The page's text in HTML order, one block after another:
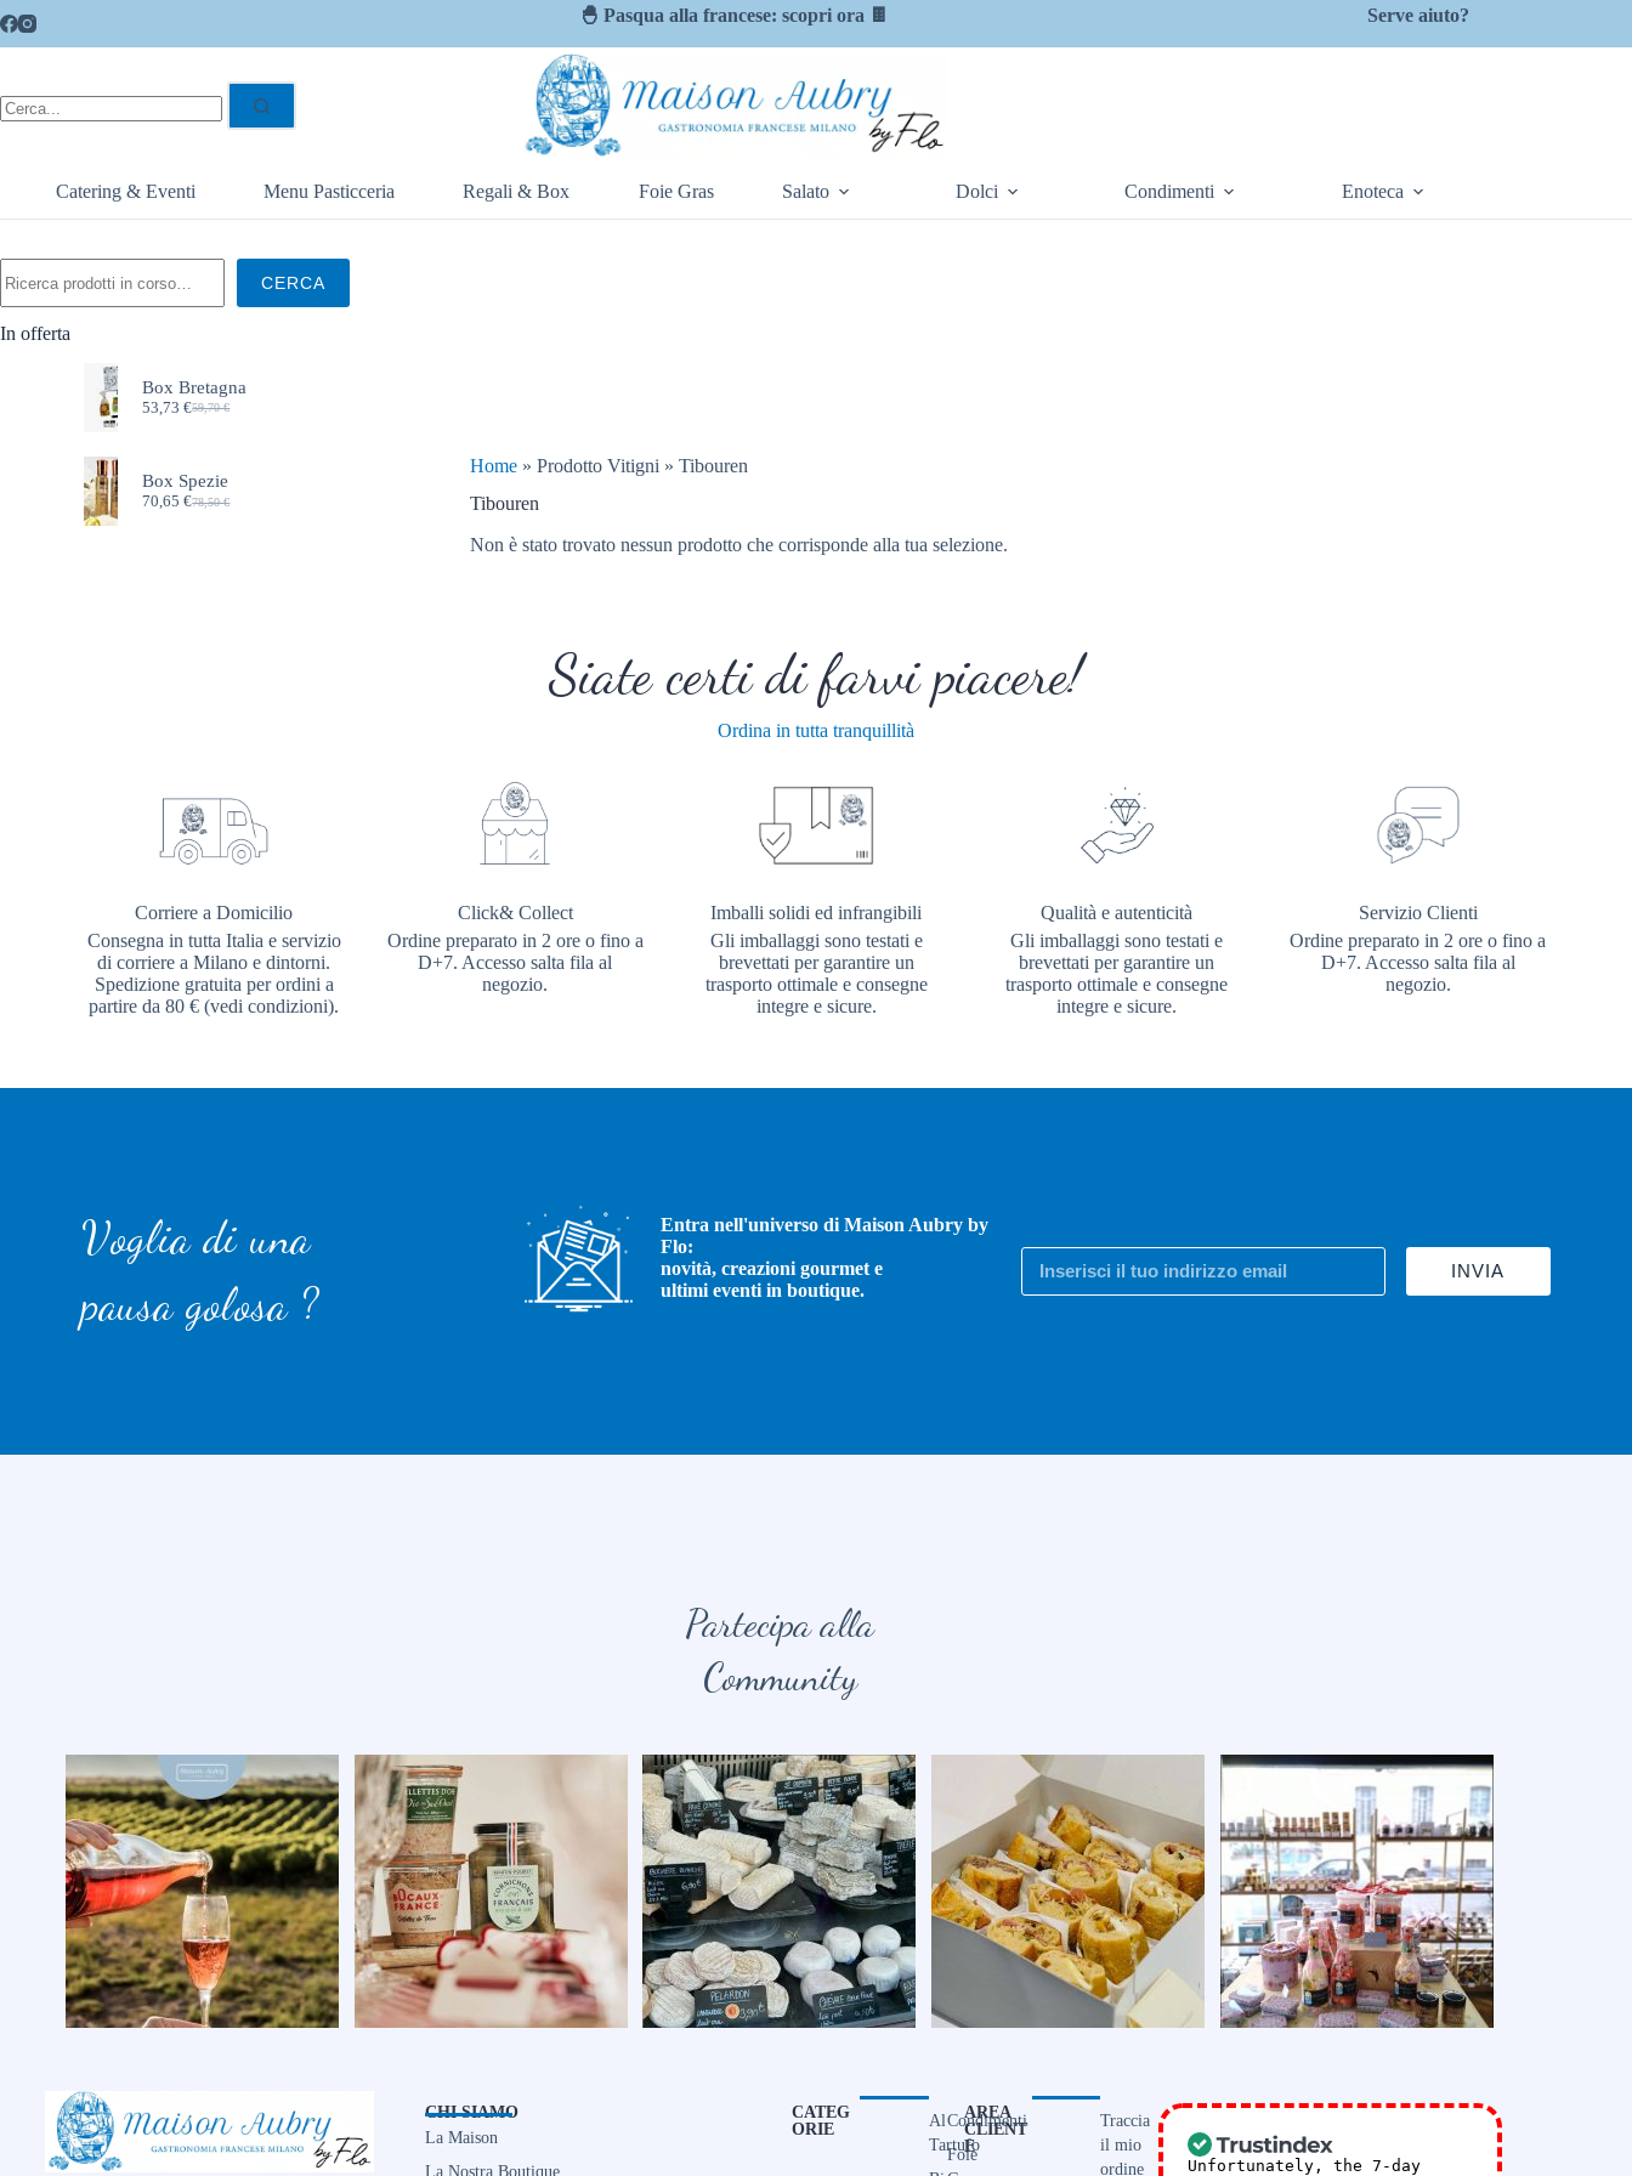
🐣 Pasqua alla francese: scopri ora 🍫 Serve aiuto?
Catering & Eventi Menu Pasticceria Regali & Box Foie Gras Salato Dolci Condimenti Enoteca
Home »Prodotto Vitigni »Tibouren
Tibouren
Non è stato trovato nessun prodotto che corrisponde alla tua selezione.
CERCA
In offerta
Box Bretagna
59,70€
53,73€
Box Spezie
78,50€
70,65€
Siate certi di farvi piacere!
Ordina in tutta tranquillità
Corriere a Domicilio
Consegna in tutta Italia e servizio
di corriere a Milano e dintorni.
Spedizione gratuita per ordini a
partire da 80 € (vedi condizioni).
Click& Collect
Ordine preparato in 2 ore o fino a
D+7. Accesso salta fila al
negozio.
Imballi solidi ed infrangibili
Gli imballaggi sono testati e
brevettati per garantire un
trasporto ottimale e consegne
integre e sicure.
Qualità e autenticità
Gli imballaggi sono testati e
brevettati per garantire un
trasporto ottimale e consegne
integre e sicure.
Servizio Clienti
Ordine preparato in 2 ore o fino a
D+7. Accesso salta fila al
negozio.
Voglia di una
pausa golosa ?
Entra nell'universo di Maison Aubry by
Flo:
novità, creazioni gourmet e
ultimi eventi in boutique.
INVIA
Partecipa alla
Community
CHI SIAMO
La Maison
La Nostra Boutique
CATEG
ORIE
Al
Tartufo
Condimenti
Foie
AREA
CLIENT
E
Traccia
il mio
ordine
Unfortunately, the 7-day